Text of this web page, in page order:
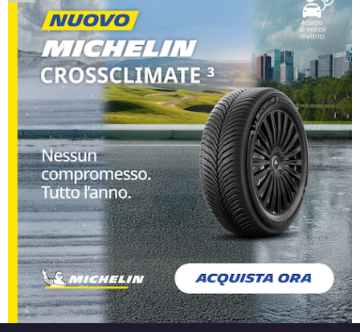
Disponibile
DEZENT Tn Silver 4 fori
14" 5.5X14 ET45 4x100
Foro centrale: 54.1mm
Disponibile
DEZENT Tn Black Mirror
4 fori 14" 5.5X14 ET35
4x100
Foro centrale: 60.1mm
Disponibile
DEZENT Tn Black Mirror
4 fori 14" 5.5X14 ET40
4x100